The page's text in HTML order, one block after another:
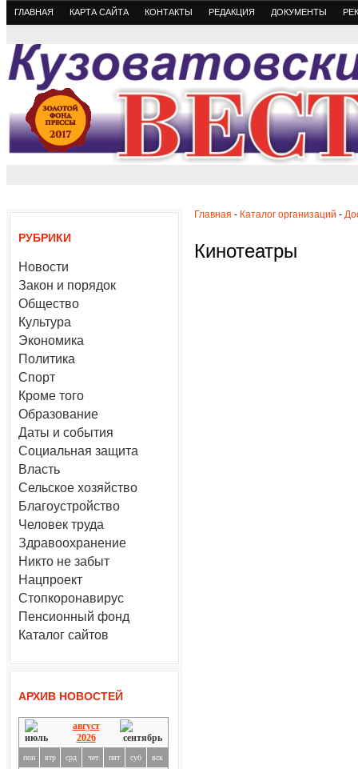
ГЛАВНАЯ КАРТА САЙТА КОНТАКТЫ РЕДАКЦИЯ ДОКУМЕНТЫ
РУБРИКИ
Новости
Закон и порядок
Общество
Культура
Экономика
Политика
Спорт
Кроме того
Образование
Даты и события
Социальная защита
Власть
Сельское хозяйство
Благоустройство
Человек труда
Здравоохранение
Никто не забыт
Нацпроект
Стопкоронавирус
Пенсионный фонд
Каталог сайтов
АРХИВ НОВОСТЕЙ
август
2026
пон втр срд чет пят суб вск
Главная - Каталог организаций -
Кинотеатры